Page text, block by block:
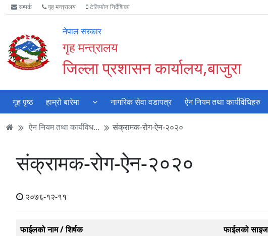
Accessibility
Mode
गर्नुहोस्
मुख्य
सामाग्री
मुख्य
नेभिगेसन
वेबसाइट
खोजमा
सम्पर्क गृह मन्त्रालय टेलिफोन निर्देशिका
नेपाल सरकार
गृह मन्त्रालय
जिल्ला प्रशासन कार्यालय,बाजुरा
गृह पृष्ठ हाम्रो बारेमा नागरिक सेवा वडापत्र ऐन नियम तथा कार्यविधिहरु
ऐन नियम तथा कार्यविध... संक्रामक-रोग-ऐन-२०२०
संक्रामक-रोग-ऐन-२०२०
२०७६-१२-११
फाईलको नाम / शिर्षक फाईलको साइज